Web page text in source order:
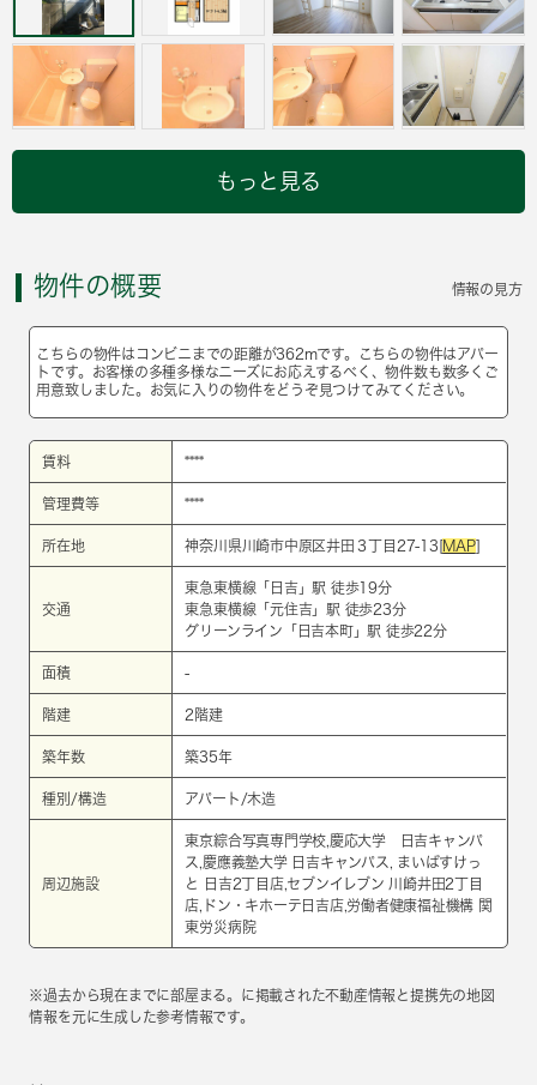
もっと見る
物件の概要 情報の見方
こちらの物件はコンビニまでの距離が362mです。こちらの物件はアパー
トです。お客様の多種多様なニーズにお応えするべく、物件数も数多くご
用意致しました。お気に入りの物件をどうぞ見つけてみてください。
賃料 ****
管理費等 ****
所在地 神奈川県川崎市中原区井田３丁目27-13[ MAP]
交通
東急東横線 「 日吉 」駅 徒歩19分
東急東横線 「元住吉 」駅 徒歩23分
グリーンライン 「 日吉本町」駅 徒歩22分
面積 -
階建 2階建
築年数 築35年
種別/構造 アパート/木造
周辺施設
東京綜合写真専門学校,慶応大学 日吉キャンパ
ス,慶應義塾大学 日吉キャンパス, まいばすけっ
と 日吉2丁目店,セブンイレブン 川崎井田2丁目
店,ドン・キホーテ日吉店,労働者健康福祉機構 関
東労災病院
※過去から現在までに部屋まる。に掲載された不動産情報と提携先の地図
情報を元に生成した参考情報です。